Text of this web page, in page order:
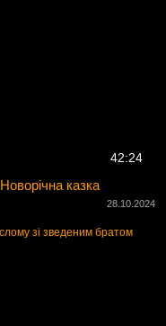
42:24
казка
28.10.2024